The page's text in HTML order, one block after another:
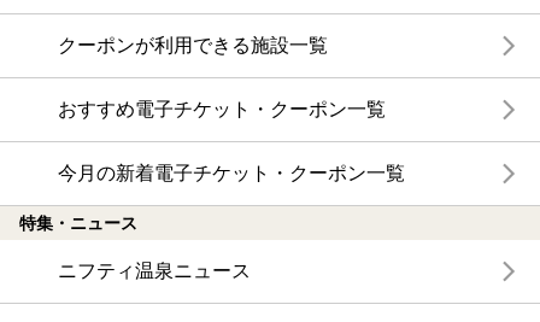
クーポンが利用できる施設一覧
おすすめ電子チケット・クーポン一覧
今月の新着電子チケット・クーポン一覧
特集・ニュース
ニフティ温泉ニュース